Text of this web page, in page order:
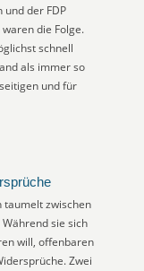
und der FDP
die Folge.
schnell
als immer so
und für
taumelt zwischen
sie sich
will, offenbaren
Zwei